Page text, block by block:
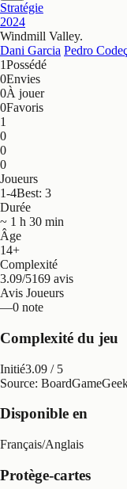
Stratégie
2024
Windmill Valley.
Dani Garcia Pedro
1Possédé
0Envies
0À jouer
0Favoris
1
0
0
0
Joueurs
1-4Best: 3
Durée
~ 1 h 30 min
Âge
14+
Complexité
3.09/5169 avis
Avis Joueurs
—0 note
Complexité du jeu
Initié3.09 / 5
Source:
Disponible en
Français/Anglais
Protège-cartes